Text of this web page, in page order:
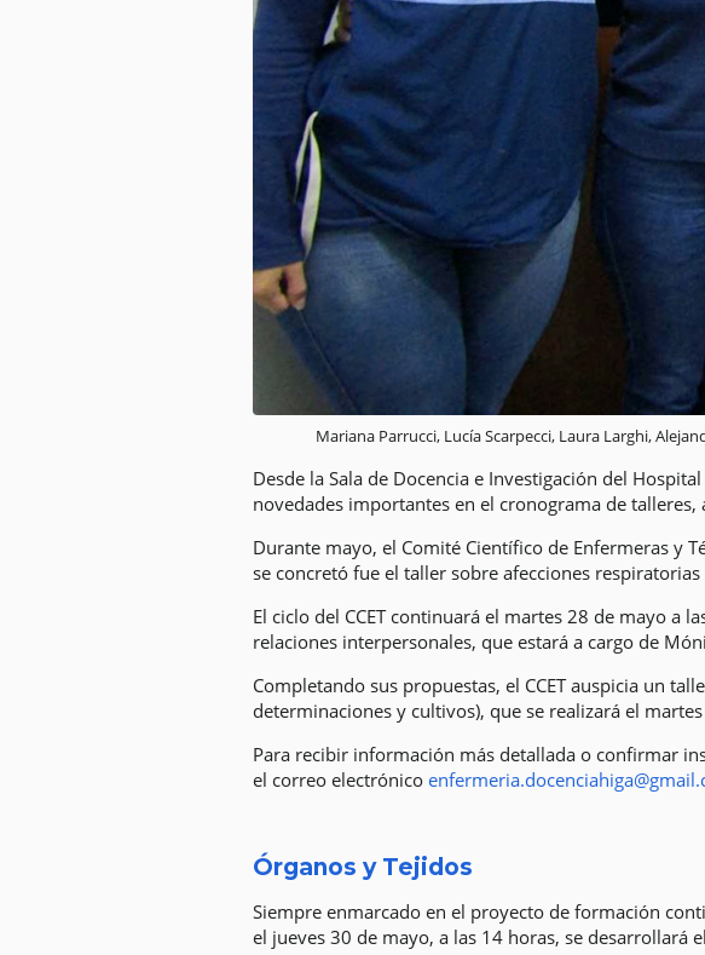
Mariana Parrucci, Lucía Scarpecci, Laura Larghi,
Desde la Sala de Docencia e Investigación del
novedades importantes en el cronograma de
Durante mayo, el Comité Científico de Enfermeras y
se concretó fue el taller sobre afecciones
El ciclo del CCET continuará el martes 28 de mayo a
relaciones interpersonales, que estará a cargo de
Completando sus propuestas, el CCET auspicia un
determinaciones y cultivos), que se realizará el
Para recibir información más detallada o confirmar
el correo electrónico
Órganos y Tejidos
Siempre enmarcado en el proyecto de formación
el jueves 30 de mayo, a las 14 horas, se desarrollará